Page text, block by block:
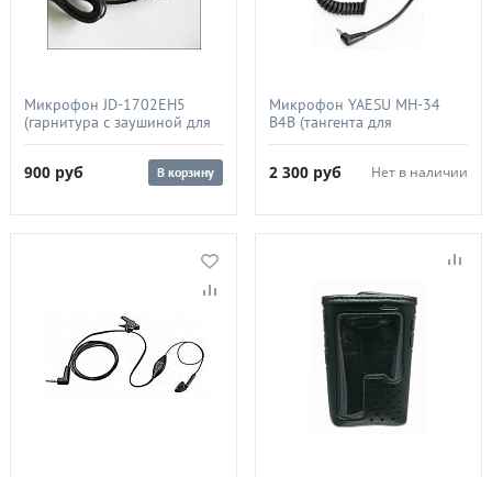
Микрофон JD-1702EH5
(гарнитура с заушиной для
KENWOOD,Байкал, Круиз)
900 руб В корзину
Микрофон YAESU MH-34
B4B (тангента для
2 300 руб Нет в наличии